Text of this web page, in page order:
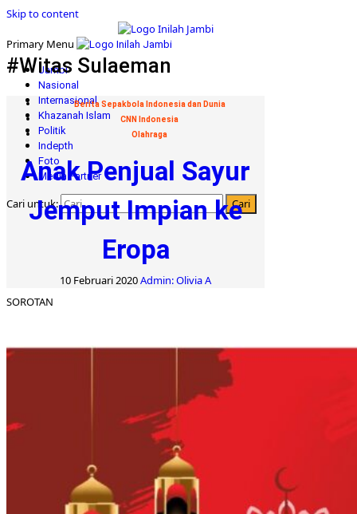
Skip to content
Primary Menu
Jambi
Nasional
Internasional
Khazanah Islam
Politik
Indepth
Foto
Media Partner
Cari untuk:
#Witas Sulaeman
Berita Sepakbola Indonesia dan Dunia
CNN Indonesia
Olahraga
Anak Penjual Sayur
Jemput Impian ke
Eropa
10 Februari 2020Admin: Olivia A
SOROTAN